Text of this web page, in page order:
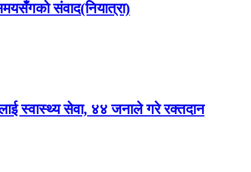
संवाद(नियात्रा)
स्वास्थ्य सेवा, ४४ जनाले गरे रक्तदान